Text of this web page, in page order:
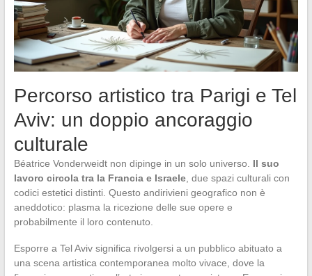
Percorso artistico tra Parigi e Tel
Aviv: un doppio ancoraggio
culturale
Béatrice Vonderweidt non dipinge in un solo universo. Il suo
lavoro circola tra la Francia e Israele, due spazi culturali con
codici estetici distinti. Questo andirivieni geografico non è
aneddotico: plasma la ricezione delle sue opere e
probabilmente il loro contenuto.
Esporre a Tel Aviv significa rivolgersi a un pubblico abituato a
una scena artistica contemporanea molto vivace, dove la